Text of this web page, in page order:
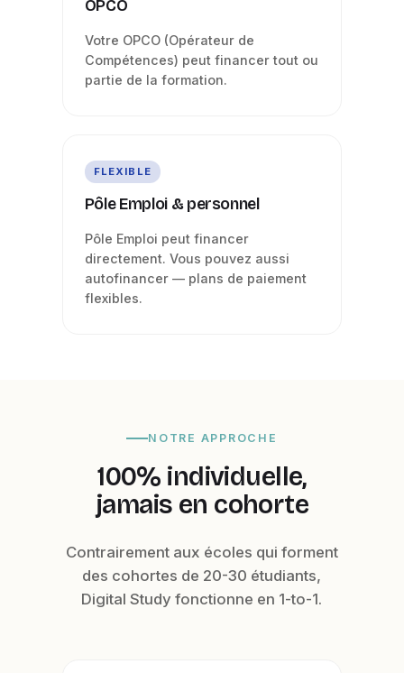
OPCO
Votre OPCO (Opérateur de
Compétences) peut financer tout ou
partie de la formation.
FLEXIBLE
Pôle Emploi & personnel
Pôle Emploi peut financer
directement. Vous pouvez aussi
autofinancer — plans de paiement
flexibles.
NOTRE APPROCHE
100% individuelle,
jamais en cohorte
Contrairement aux écoles qui forment
des cohortes de 20-30 étudiants,
Digital Study fonctionne en 1-to-1.